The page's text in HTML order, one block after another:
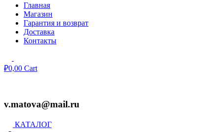
Главная
Магазин
Гарантия и возврат
Доставка
Контакты
₽0,00 Cart
v.matova@mail.ru
КАТАЛОГ